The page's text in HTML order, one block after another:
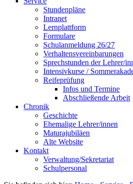
Stundenpläne
Intranet
Lernplattform
Formulare
Schulanmeldung 26/27
Verhaltensvereinbarungen
Sprechstunden der Lehrer/
Intensivkurse /
Reifeprüfung
Infos und Termine
Abschließende Arbeit
Chronik
Geschichte
Ehemalige Lehrer/innen
Maturajubiläen
Alte Website
Kontakt
Verwaltung/Sekretariat
Schulpersonal